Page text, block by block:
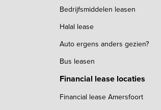
Bedrijfsmiddelen leasen
Halal lease
Auto ergens anders gezien?
Bus leasen
Financial lease locaties
Financial lease Amersfoort